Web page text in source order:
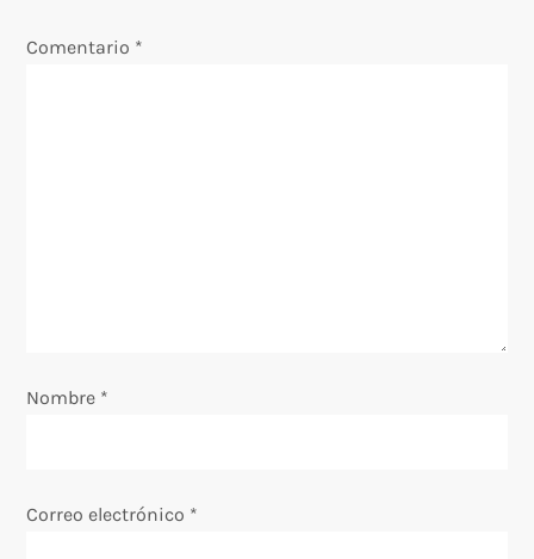
n
r
Comentario *
Nombre *
Correo electrónico *